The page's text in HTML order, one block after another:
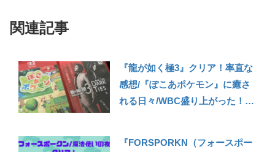
関連記事
『龍が如く極3』クリア！率直な
感想/『ぽこあポケモン』に癒さ
れる日々/WBC盛り上がった！
『FORSPORKN（フォースポー